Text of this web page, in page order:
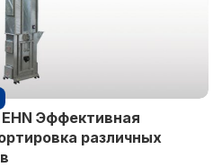
Эффективная
различных